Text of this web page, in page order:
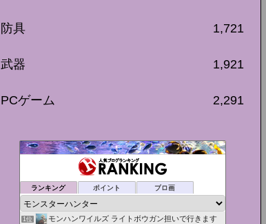
防具 1,721
武器 1,921
PCゲーム 2,291
ランキング ポイント ブロ画
1位 モンハンワイルズ ライトボウガン担いで行きます